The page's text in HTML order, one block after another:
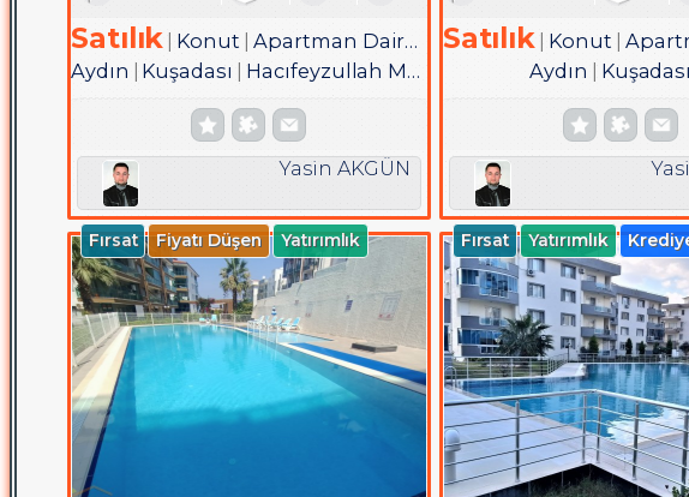
Satılık Konut
Apartman Dairesi
Aydın
Kuşadası Hacıfeyzullah Mah.
Yasin AKGÜN
Satılık Konut
Aydın
Kuşadası
Fırsat Fiyatı Düşen Yatırımlık Fırsat Yatırımlık